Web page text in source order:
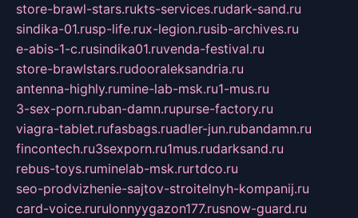
store-brawl-stars.rukts-services.rudark-sand.ru
sindika-01.rusp-life.rux-legion.rusib-archives.ru
e-abis-1-c.rusindika01.ruvenda-festival.ru
store-brawlstars.rudooraleksandria.ru
antenna-highly.rumine-lab-msk.ru1-mus.ru
3-sex-porn.ruban-damn.rupurse-factory.ru
viagra-tablet.rufasbags.ruadler-jun.rubandamn.ru
fincontech.ru3sexporn.ru1mus.rudarksand.ru
rebus-toys.ruminelab-msk.rurtdco.ru
seo-prodvizhenie-sajtov-stroitelnyh-kompanij.ru
card-voice.rurulonnyygazon177.rusnow-guard.ru